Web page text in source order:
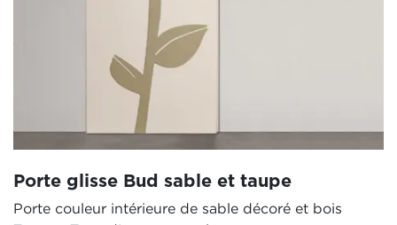
Porte glisse Bud sable et taupe
Porte couleur intérieure de sable décoré et bois